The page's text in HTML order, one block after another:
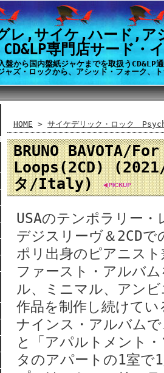
レ,サイケ,ハード,ア
専門店サード・
から国内盤紙ジャケまでを取扱うCD&LP
ャズ・ロックから、アシッド・フォーク、
HOME > サイケデリック・ロック
BRUNO BAVOTA/
Loops(2CD)
タ/Italy)
USAのテンポラリー
デジスリーヴ＆2CD
ポリ出身のピアニス
ファースト・アルバ
ル、ミニマル、アン
作品を制作し続けて
ナインス・アルバム
と「アパルトメント
タのアパートの1室で